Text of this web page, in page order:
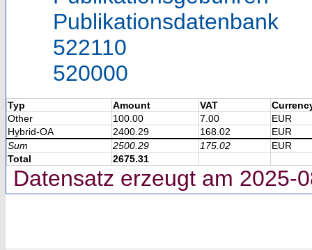
Publikationsdatenbank
522110
520000
Typ Amount VAT
Other
100.00 7.00
EUR
Hybrid-OA
2400.29 168.02
EUR
Sum
2500.29 175.02
EUR
Total
2675.31
Datensatz erzeugt am 2025-